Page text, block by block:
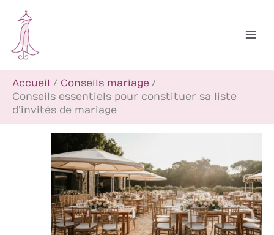
contenu
Accueil
Conseils mariage
Conseils essentiels pour constituer sa liste
d’invités de mariage
c
h
e
r
c